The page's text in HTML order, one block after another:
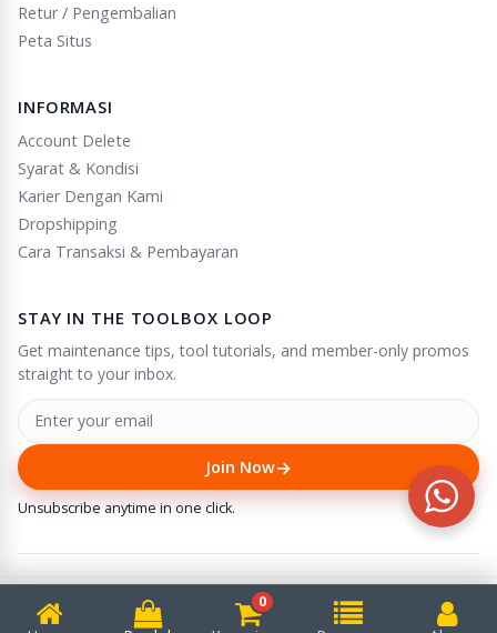
Retur / Pengembalian
Peta Situs
INFORMASI
Account Delete
Syarat & Kondisi
Karier Dengan Kami
Dropshipping
Cara Transaksi & Pembayaran
STAY IN THE TOOLBOX LOOP
Get maintenance tips, tool tutorials, and member-only promos
straight to your inbox.
Join Now→
Unsubscribe anytime in one click.
© 2025
. All rights reserved.
We accept
0